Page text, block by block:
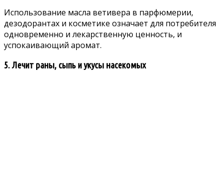
Использование масла ветивера в парфюмерии,
дезодорантах и косметике означает для потребителя
одновременно и лекарственную ценность, и
успокаивающий аромат.
5. Лечит раны, сыпь и укусы насекомых